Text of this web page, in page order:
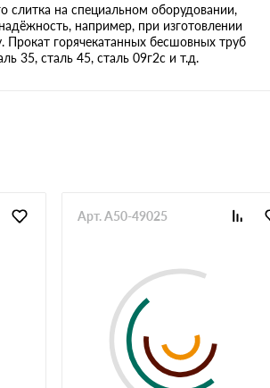
слитка на специальном оборудовании,
например, при изготовлении
Прокат горячекатанных бесшовных труб
35, сталь 45, сталь 09г2с и т.д.
Арт. A50-49025